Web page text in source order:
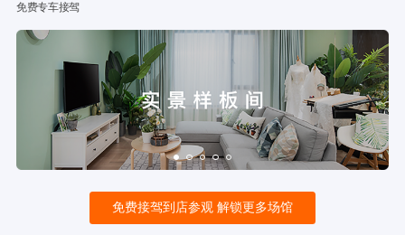
免费专车接驾
免费接驾到店参观 解锁更多场馆